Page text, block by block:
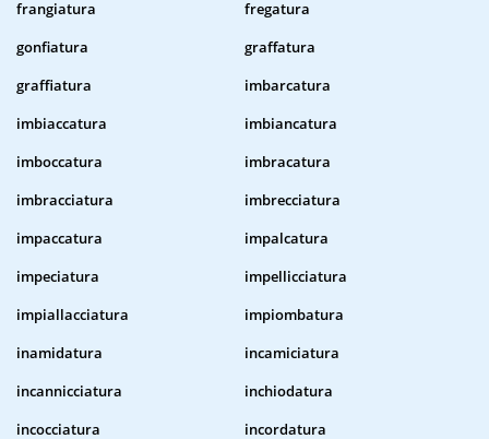
frangiatura
fregatura
gonfiatura
graffatura
graffiatura
imbarcatura
imbiaccatura
imbiancatura
imboccatura
imbracatura
imbracciatura
imbrecciatura
impaccatura
impalcatura
impeciatura
impellicciatura
impiallacciatura
impiombatura
inamidatura
incamiciatura
incannicciatura
inchiodatura
incocciatura
incordatura